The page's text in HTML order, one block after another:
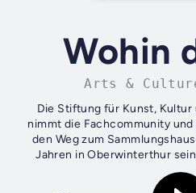
Wohin
Arts &
Die Stiftung für Kunst,
nimmt die Fachcommunity
den Weg zum
Jahren in Oberwinterthur
bekommt die riesige